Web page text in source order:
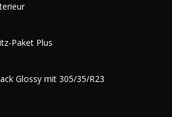
Paket Plus
Glossy mit 305/35/R23